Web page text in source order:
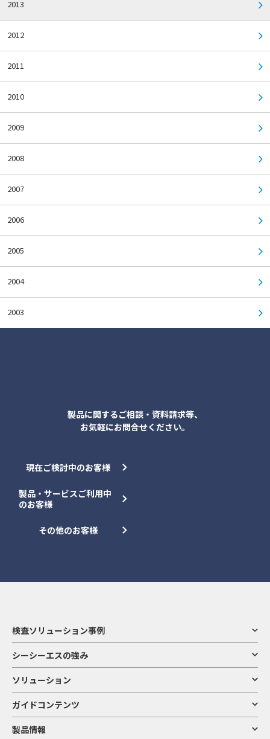
2013
2012
2011
2010
2009
2008
2007
2006
2005
2004
2003
製品に関するご相談・資料請求等、
お気軽にお問合せください。
現在ご検討中のお客様
製品・サービスご利用中
のお客様
その他のお客様
検査ソリューション事例
シーシーエスの強み
ソリューション
ガイドコンテンツ
製品情報